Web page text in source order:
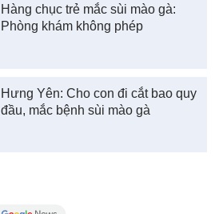
Hàng chục trẻ mắc sùi mào gà:
Phòng khám không phép
Hưng Yên: Cho con đi cắt bao quy
đầu, mắc bệnh sùi mào gà